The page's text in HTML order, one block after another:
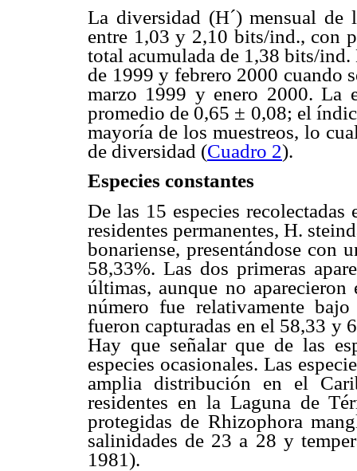
La diversidad (H´) mensual
entre 1,03 y 2,10 bits/ind., con
total acumulada de 1,38 bits/
de 1999 y febrero 2000 cuando
marzo 1999 y enero 2000. La
promedio de 0,65 ± 0,08; el
mayoría de los muestreos, lo
de diversidad (Cuadro 2).
Especies constantes
De las 15 especies
residentes permanentes, H.
bonariense, presentándose con
58,33%. Las dos primeras
últimas, aunque no aparecieron
número fue relativamente
fueron capturadas en el 58,33 y
Hay que señalar que de las
especies ocasionales. Las
amplia distribución en el
residentes en la Laguna de
protegidas de Rhizophora
salinidades de 23 a 28 y
1981).